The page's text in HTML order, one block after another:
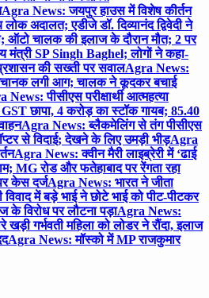
Agra News: जयपुर हाउस में विशेष कीर्तन
अदालत; एडीजे डॉ. दिव्यानंद द्विवेदी ने
ऑटो चालक की इलाज के दौरान मौत; 2 पर
SP Singh Baghel; लोगों ने कहा-
की सख्ती पर सवालAgra News:
लगी आग; चालक ने कूदकर बचाई
News: पीसीएस परीक्षार्थी आत्महत्या
छापा, 4 करोड़ का स्टॉक गायब; 85.40
Agra News: ब्लैकमेलिंग से तंग पीसीएस
से विदाई; देखने के लिए उमड़ी भीड़Agra
Agra News: क्वीन मैरी लाइब्रेरी में ‘ढाई
MG रोड और फतेहाबाद पर रेंगता रहा
केस दर्जAgra News: भारत ने जीता
में बड़े भाई ने छोटे भाई को पीट-पीटकर
विरोध पर लौटना पड़ाAgra News:
गर्भवती महिला को लोडर ने रौंदा, इलाज
Agra News: मॉस्को में MP राजकुमार